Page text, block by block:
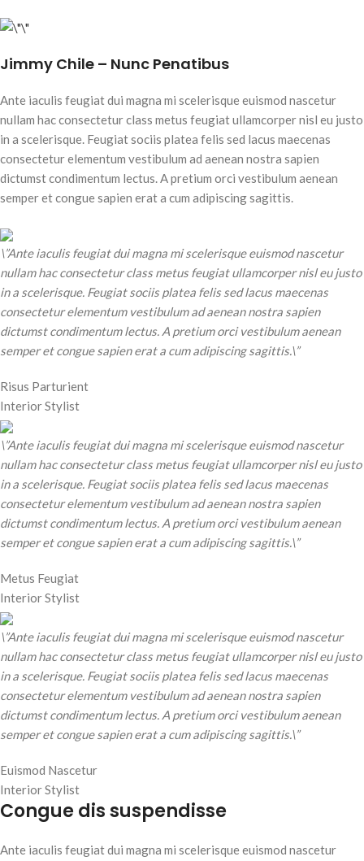
Jimmy Chile – Nunc Penatibus
Ante iaculis feugiat dui magna mi scelerisque euismod nascetur
nullam hac consectetur class metus feugiat ullamcorper nisl eu justo
in a scelerisque. Feugiat sociis platea felis sed lacus maecenas
consectetur elementum vestibulum ad aenean nostra sapien
dictumst condimentum lectus. A pretium orci vestibulum aenean
semper et congue sapien erat a cum adipiscing sagittis.
\”Ante iaculis feugiat dui magna mi scelerisque euismod nascetur
nullam hac consectetur class metus feugiat ullamcorper nisl eu justo
in a scelerisque. Feugiat sociis platea felis sed lacus maecenas
consectetur elementum vestibulum ad aenean nostra sapien
dictumst condimentum lectus. A pretium orci vestibulum aenean
semper et congue sapien erat a cum adipiscing sagittis.\”
Risus Parturient
Interior Stylist
\”Ante iaculis feugiat dui magna mi scelerisque euismod nascetur
nullam hac consectetur class metus feugiat ullamcorper nisl eu justo
in a scelerisque. Feugiat sociis platea felis sed lacus maecenas
consectetur elementum vestibulum ad aenean nostra sapien
dictumst condimentum lectus. A pretium orci vestibulum aenean
semper et congue sapien erat a cum adipiscing sagittis.\”
Metus Feugiat
Interior Stylist
\”Ante iaculis feugiat dui magna mi scelerisque euismod nascetur
nullam hac consectetur class metus feugiat ullamcorper nisl eu justo
in a scelerisque. Feugiat sociis platea felis sed lacus maecenas
consectetur elementum vestibulum ad aenean nostra sapien
dictumst condimentum lectus. A pretium orci vestibulum aenean
semper et congue sapien erat a cum adipiscing sagittis.\”
Euismod Nascetur
Interior Stylist
Congue dis suspendisse
Ante iaculis feugiat dui magna mi scelerisque euismod nascetur